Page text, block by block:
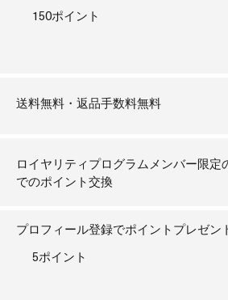
150ポイント
送料無料・返品手数料無料
ロイヤリティプログラムメンバー限定
でのポイント交換
プロフィール登録でポイントプレゼン
5ポイント